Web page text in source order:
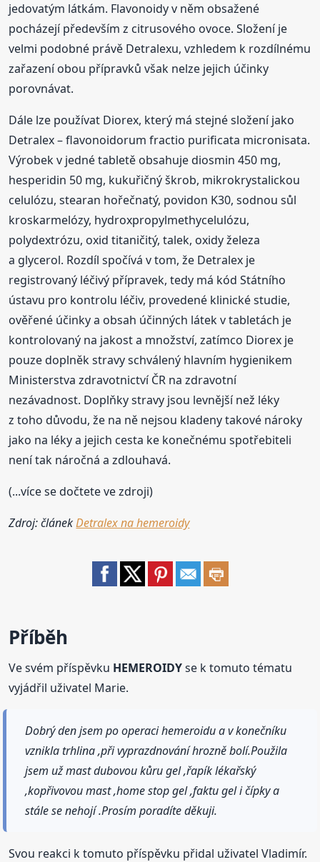
jedovatým látkám. Flavonoidy v něm obsažené
pocházejí především z citrusového ovoce. Složení je
velmi podobné právě Detralexu, vzhledem k rozdílnému
zařazení obou přípravků však nelze jejich účinky
porovnávat.
Dále lze používat Diorex, který má stejné složení jako
Detralex – flavonoidorum fractio purificata micronisata.
Výrobek v jedné tabletě obsahuje diosmin 450 mg,
hesperidin 50 mg, kukuřičný škrob, mikrokrystalickou
celulózu, stearan hořečnatý, povidon K30, sodnou sůl
kroskarmelózy, hydroxpropylmethycelulózu,
polydextrózu, oxid titaničitý, talek, oxidy železa
a glycerol. Rozdíl spočívá v tom, že Detralex je
registrovaný léčivý přípravek, tedy má kód Státního
ústavu pro kontrolu léčiv, provedené klinické studie,
ověřené účinky a obsah účinných látek v tabletách je
kontrolovaný na jakost a množství, zatímco Diorex je
pouze doplněk stravy schválený hlavním hygienikem
Ministerstva zdravotnictví ČR na zdravotní
nezávadnost. Doplňky stravy jsou levnější než léky
z toho důvodu, že na ně nejsou kladeny takové nároky
jako na léky a jejich cesta ke konečnému spotřebiteli
není tak náročná a zdlouhavá.
(...více se dočtete ve zdroji)
Zdroj: článekDetralex na hemeroidy
Příběh
Ve svém příspěvku HEMEROIDYse k tomuto tématu
vyjádřil uživatel Marie.
Dobrý den jsem po operaci hemeroidu a v konečníku
vznikla trhlina ,při vyprazdnování hrozně bolí.Použila
jsem už mast dubovou kůru gel ,řapík lékařský
,kopřivovou mast ,home stop gel ,faktu gel i čípky a
stále se nehojí .Prosím poradíte děkuji.
Svou reakci k tomuto příspěvku přidal uživatel Vladimír.